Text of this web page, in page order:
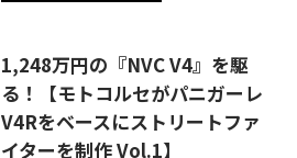
1,248万円の『NVC V4』を駆
る！【モトコルセがパニガーレ
V4Rをベースにストリートファ
イターを制作 Vol.1】